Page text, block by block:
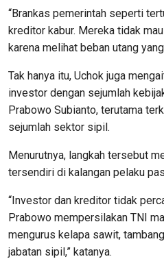
“Brankas pemerintah seperti
kreditor kabur. Mereka tidak
karena melihat beban utang
Tak hanya itu, Uchok juga
investor dengan sejumlah
Prabowo Subianto, terutama
sejumlah sektor sipil.
Menurutnya, langkah tersebut
tersendiri di kalangan pelaku
“Investor dan kreditor tidak
Prabowo mempersilakan TNI
mengurus kelapa sawit,
jabatan sipil,” katanya.